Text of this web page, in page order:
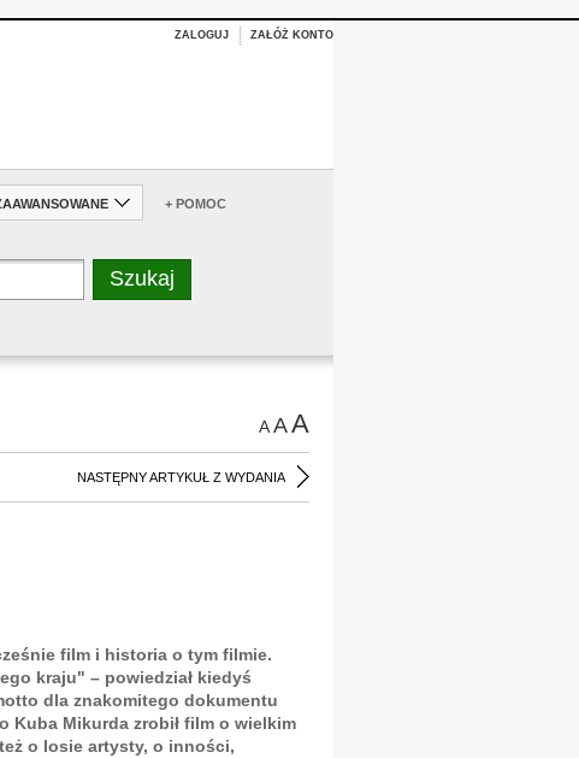
ZALOGUJ ZAŁÓŻ KONTO
+ POMOC
AAA
NASTĘPNY ARTYKUŁ Z WYDANIA
film i historia o tym filmie.
kraju" – powiedział kiedyś
dla znakomitego dokumentu
Kuba Mikurda zrobił film o wielkim
o losie artysty, o inności,